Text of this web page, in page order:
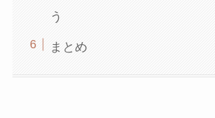
う
まとめ